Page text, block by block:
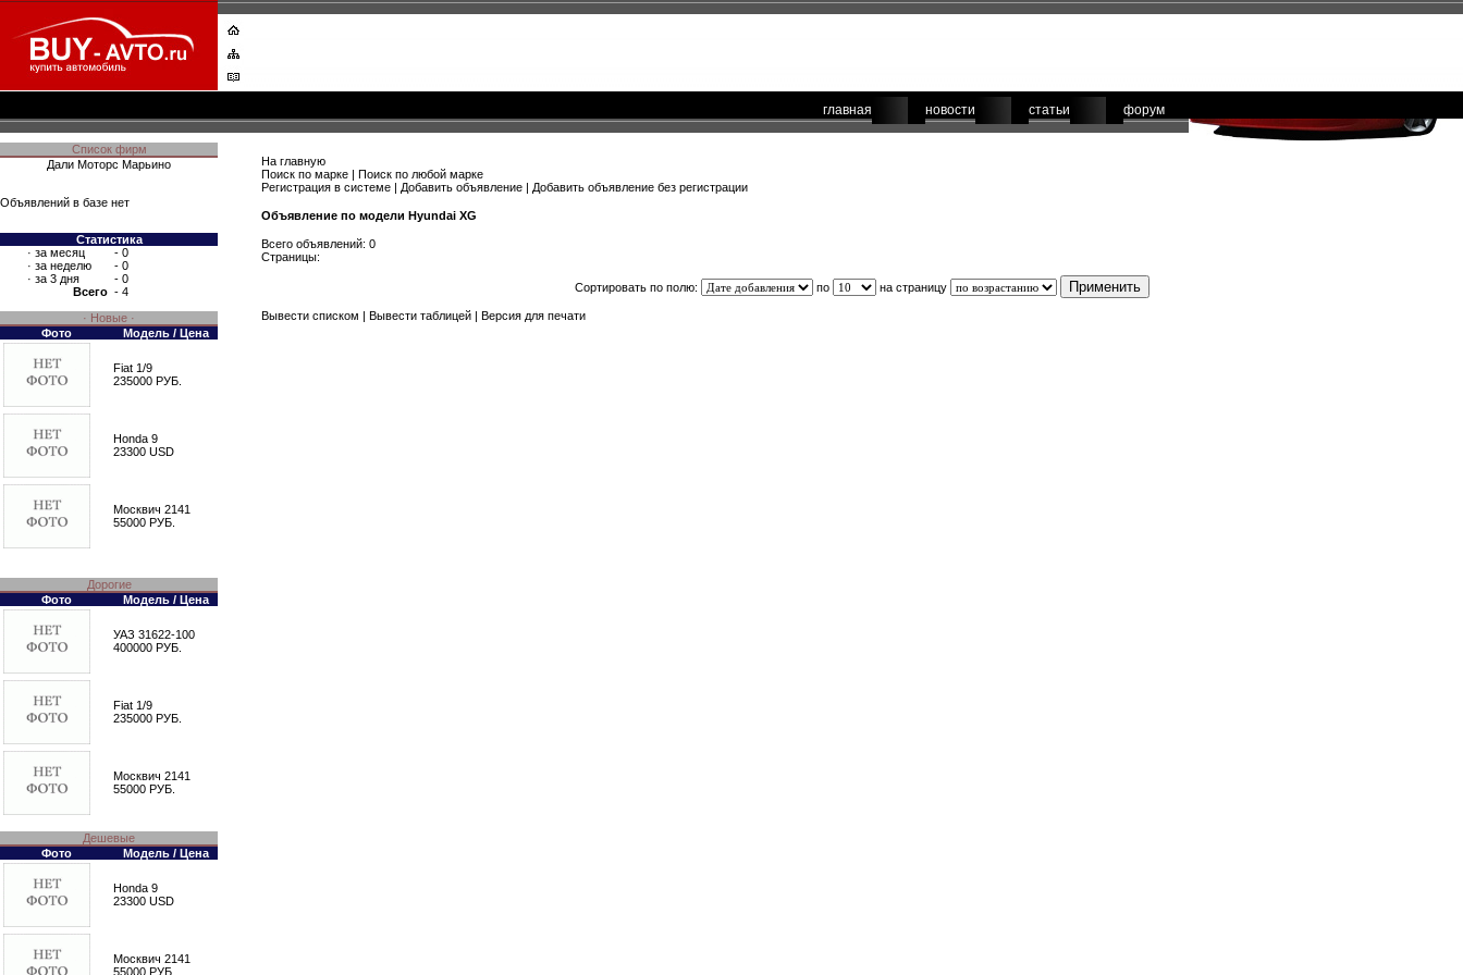
главная новости статьи форум
Список фирм
Дали Моторс Марьино
Объявлений в базе нет
Статистика
· за месяц
- 0
· за неделю
- 0
· за 3 дня
- 0
Всего - 4
· Новые ·
Фото
Модель / Цена
Fiat 1/9
235000 РУБ.
Honda 9
23300 USD
Москвич 2141
55000 РУБ.
Дорогие
Фото
Модель / Цена
УАЗ 31622-100
400000 РУБ.
Fiat 1/9
235000 РУБ.
Москвич 2141
55000 РУБ.
Дешевые
Фото
Модель / Цена
Honda 9
23300 USD
Москвич 2141
55000 РУБ.
На главную
Поиск по марке | Поиск по любой марке
Регистрация в системе | Добавить объявление | Добавить объявление без регистрации
Объявление по модели Hyundai XG
Всего объявлений: 0
Страницы:
Сортировать по полю: по на страницу
Вывести списком Вывести таблицей Версия для печати